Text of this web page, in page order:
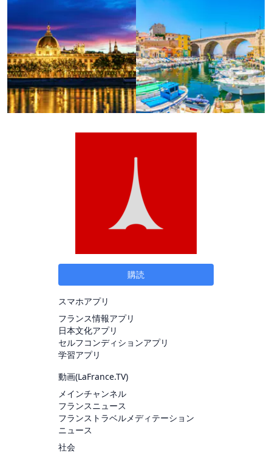
購読
スマホアプリ
フランス情報アプリ
日本文化アプリ
セルフコンディションアプリ
学習アプリ
動画(LaFrance.TV)
メインチャンネル
フランスニュース
フランストラベルメディテーション
ニュース
社会